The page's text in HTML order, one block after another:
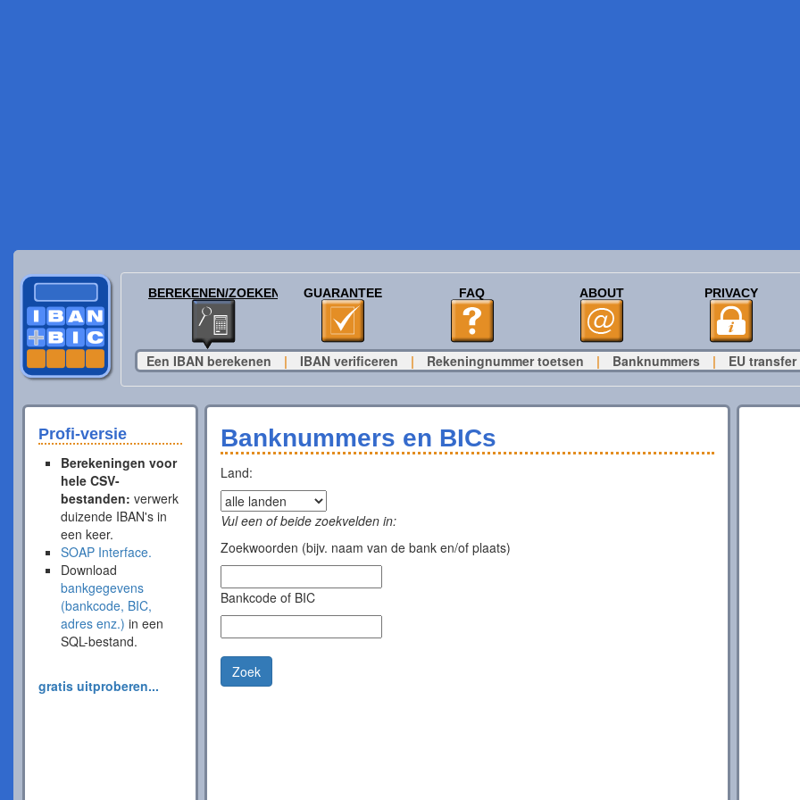
BEREKENEN/ZOEKEN GUARANTEE FAQ ABOUT PRIVACY
Een IBAN berekenen | IBAN verificeren | Rekeningnummer toetsen | Banknummers | EU transfer
Profi-versie
Berekeningen voor
hele CSV-
bestanden: verwerk
duizende IBAN's in
een keer.
SOAP Interface.
Download
bankgegevens
(bankcode, BIC,
adres enz.) in een
SQL-bestand.
gratis uitproberen...
Banknummers en BICs
Land:
Vul een of beide zoekvelden in:
Zoekwoorden (bijv. naam van de bank en/of plaats)
Bankcode of BIC
Zoek